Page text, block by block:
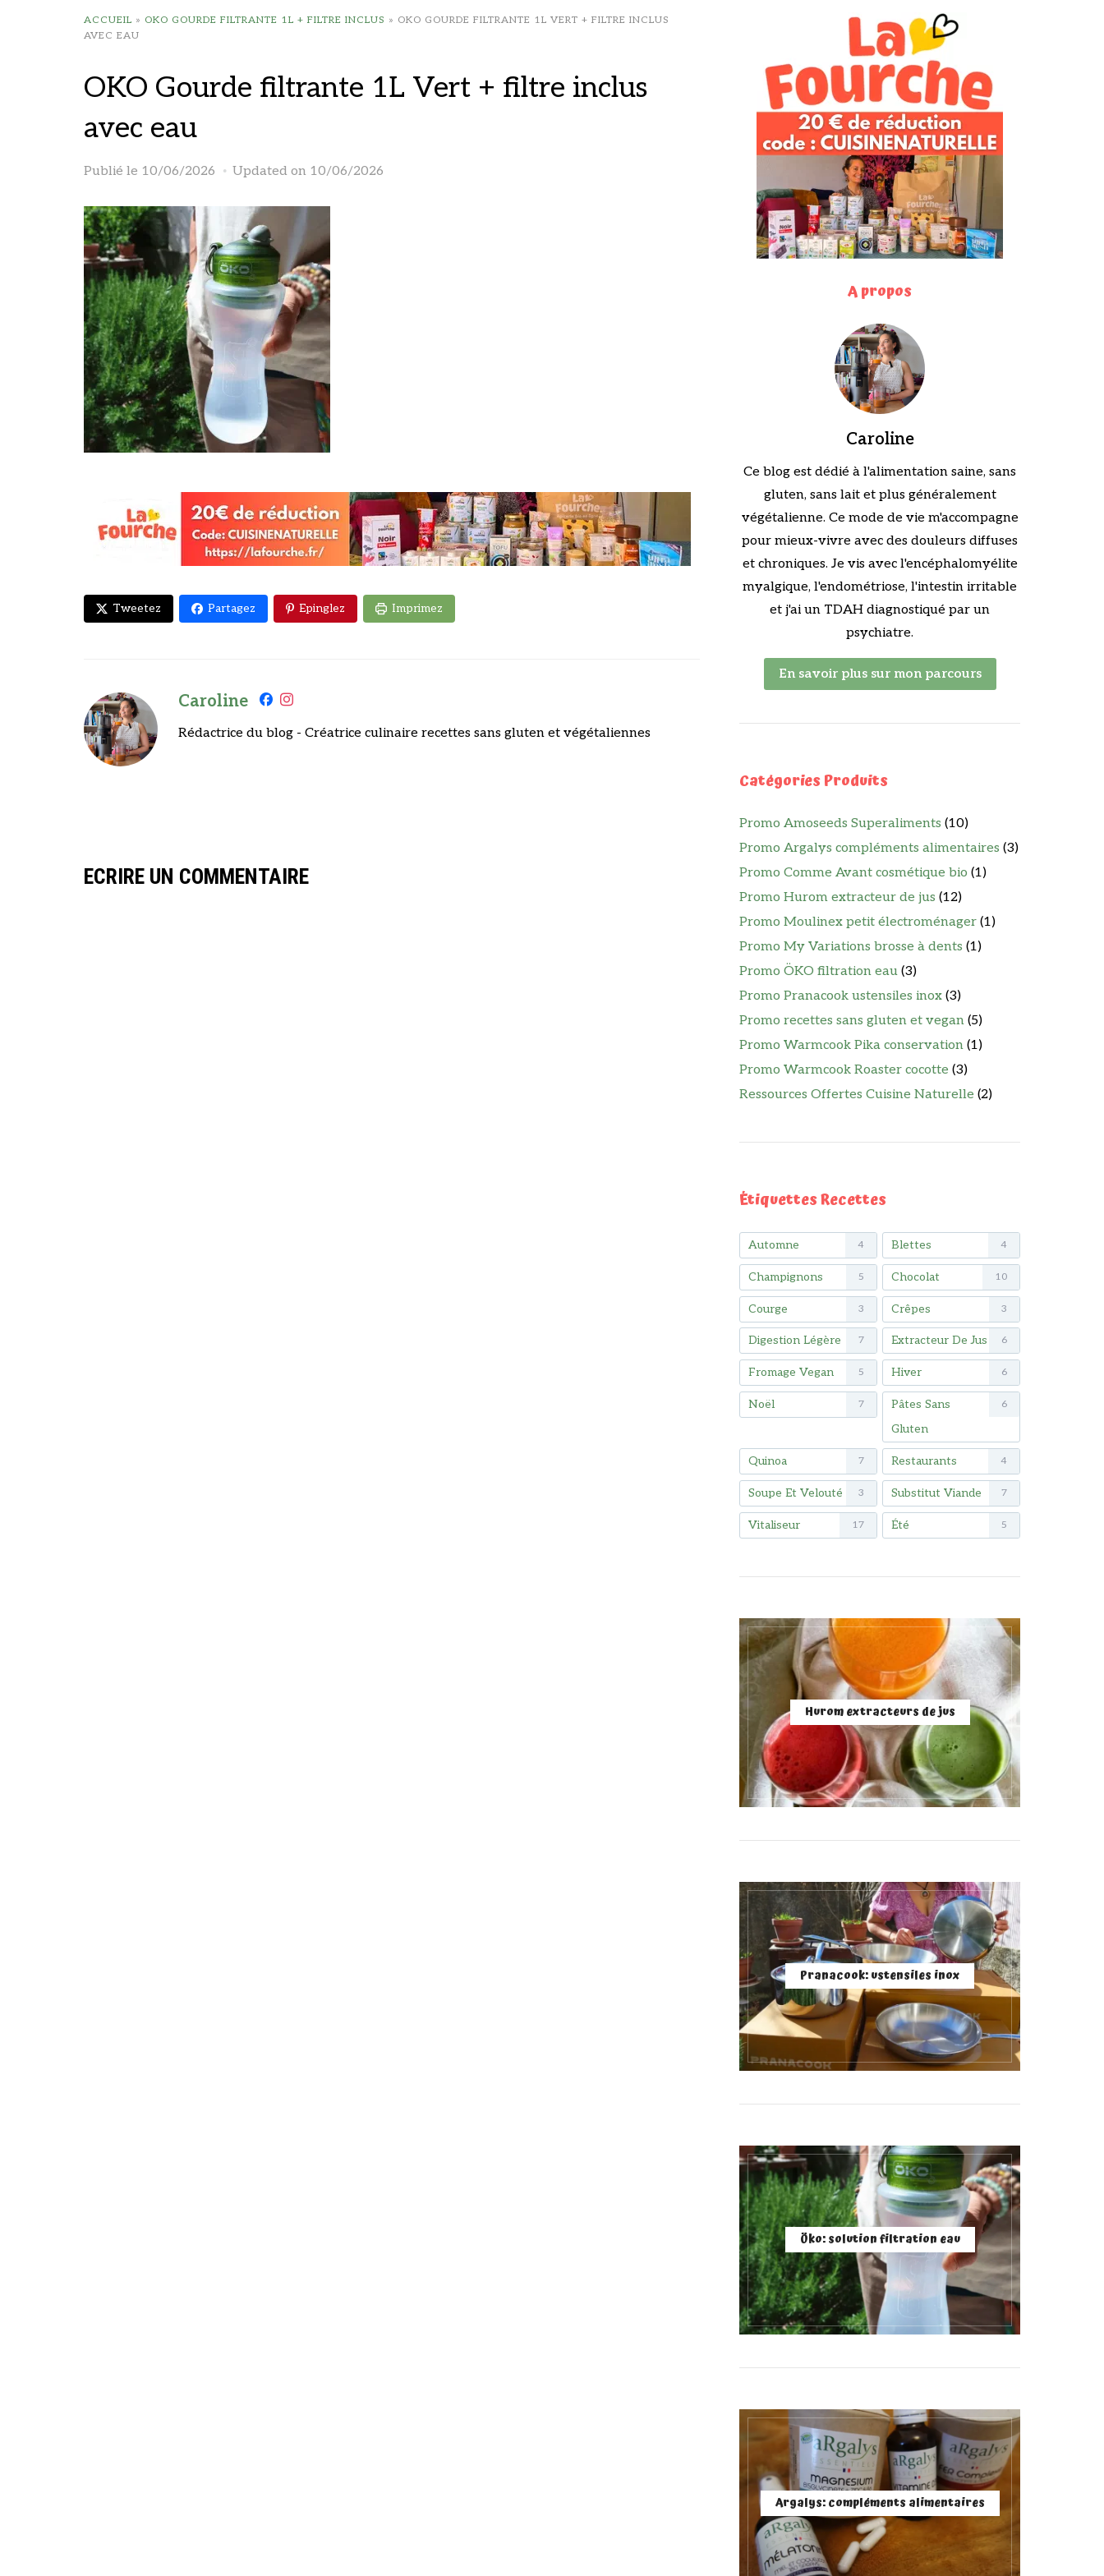
ACCUEIL » OKO GOURDE FILTRANTE 1L + FILTRE INCLUS » OKO GOURDE FILTRANTE 1L VERT + FILTRE INCLUS
AVEC EAU
OKO Gourde filtrante 1L Vert + filtre inclus
avec eau
Publié le 10/06/2026 Updated on 10/06/2026
Tweetez Partagez Epinglez Imprimez
Caroline
Rédactrice du blog - Créatrice culinaire recettes sans gluten et végétaliennes
ECRIRE UN COMMENTAIRE
A propos
Caroline
Ce blog est dédié à l'alimentation saine, sans
gluten, sans lait et plus généralement
végétalienne. Ce mode de vie m'accompagne
pour mieux-vivre avec des douleurs diffuses
et chroniques. Je vis avec l'encéphalomyélite
myalgique, l'endométriose, l'intestin irritable
et j'ai un TDAH diagnostiqué par un
psychiatre.
En savoir plus sur mon parcours
Catégories Produits
Promo Amoseeds Superaliments (10)
Promo Argalys compléments alimentaires (3)
Promo Comme Avant cosmétique bio (1)
Promo Hurom extracteur de jus (12)
Promo Moulinex petit électroménager (1)
Promo My Variations brosse à dents (1)
Promo ÖKO filtration eau (3)
Promo Pranacook ustensiles inox (3)
Promo recettes sans gluten et vegan (5)
Promo Warmcook Pika conservation (1)
Promo Warmcook Roaster cocotte (3)
Ressources Offertes Cuisine Naturelle (2)
Étiquettes Recettes
Automne 4 Blettes 4
Champignons 5 Chocolat 10
Courge 3 Crêpes 3
Digestion Légère 7 Extracteur De Jus 6
Fromage Vegan 5 Hiver 6
Noël 7
Pâtes Sans
Gluten
6
Quinoa 7 Restaurants 4
Soupe Et Velouté 3 Substitut Viande 7
Vitaliseur 17 Été 5
Hurom extracteurs de jus
Pranacook: ustensiles inox
Öko: solution filtration eau
Argalys: compléments alimentaires